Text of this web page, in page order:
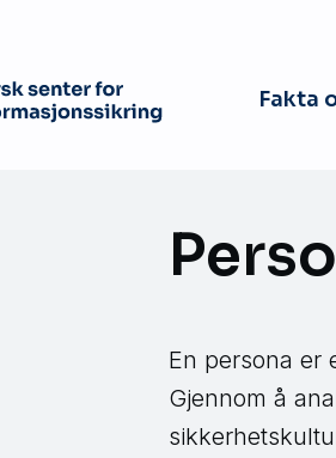
Fakta
En persona er
Gjennom å